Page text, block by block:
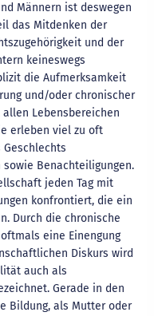
Männern ist deswegen
das Mitdenken der
und der
keineswegs
die Aufmerksamkeit
und/oder chronischer
Lebensbereichen
erleben viel zu oft
Benachteiligungen.
jeden Tag mit
konfrontiert, die ein
Durch die chronische
eine Einengung
Diskurs wird
auch als
Gerade in den
Bildung, als Mutter oder